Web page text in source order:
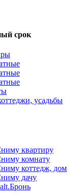
срок
усадьбы
квартиру
комнату
коттедж, дом
дачу